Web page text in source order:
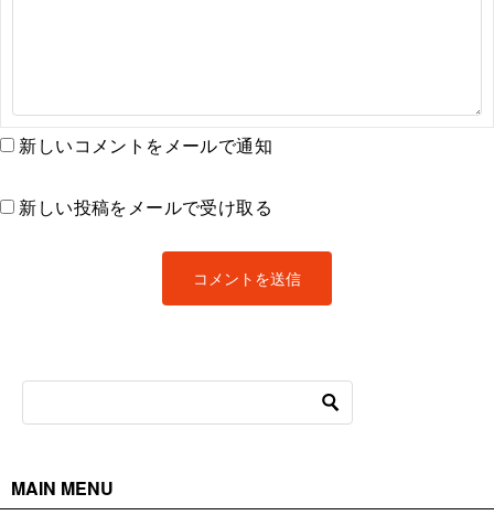
新しいコメントをメールで通知
新しい投稿をメールで受け取る
MAIN MENU